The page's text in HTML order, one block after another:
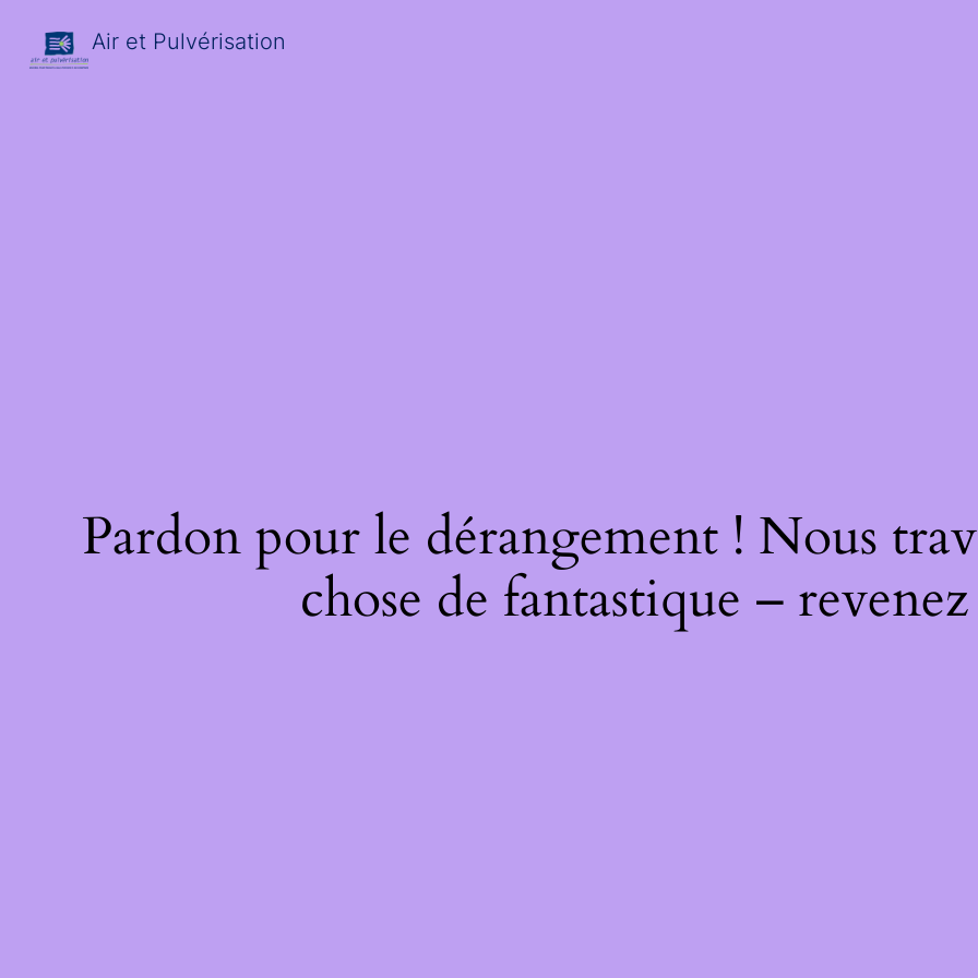
Air et Pulvérisation
Pardon pour le dérangement ! Nous
chose de fantastique –